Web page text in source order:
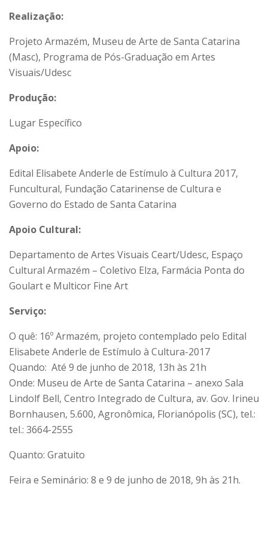
Realização:
Projeto Armazém, Museu de Arte de Santa Catarina
(Masc), Programa de Pós-Graduação em Artes
Visuais/Udesc
Produção:
Lugar Específico
Apoio:
Edital Elisabete Anderle de Estímulo à Cultura 2017,
Funcultural, Fundação Catarinense de Cultura e
Governo do Estado de Santa Catarina
Apoio Cultural:
Departamento de Artes Visuais Ceart/Udesc, Espaço
Cultural Armazém – Coletivo Elza, Farmácia Ponta do
Goulart e Multicor Fine Art
Serviço:
O quê: 16º Armazém, projeto contemplado pelo Edital
Elisabete Anderle de Estímulo à Cultura-2017
Quando: Até 9 de junho de 2018, 13h às 21h
Onde: Museu de Arte de Santa Catarina – anexo Sala
Lindolf Bell, Centro Integrado de Cultura, av. Gov. Irineu
Bornhausen, 5.600, Agronômica, Florianópolis (SC), tel.:
tel.: 3664-2555
Quanto: Gratuito
Feira e Seminário: 8 e 9 de junho de 2018, 9h às 21h.